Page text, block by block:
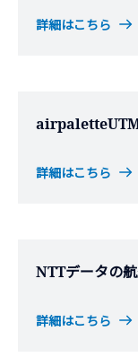
詳細はこちら
airpaletteUTM
詳細はこちら
NTTデータの
詳細はこちら